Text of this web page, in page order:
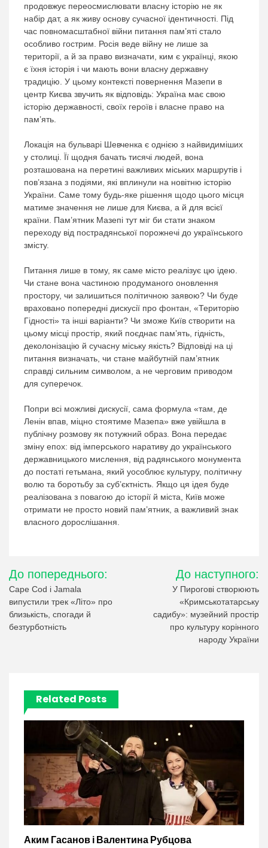
продовжує переосмислювати власну історію не як
набір дат, а як живу основу сучасної ідентичності. Під
час повномасштабної війни питання пам’яті стало
особливо гострим. Росія веде війну не лише за
території, а й за право визначати, ким є українці, якою
є їхня історія і чи мають вони власну державну
традицію. У цьому контексті повернення Мазепи в
центр Києва звучить як відповідь: Україна має свою
історію державності, своїх героїв і власне право на
пам’ять.
Локація на бульварі Шевченка є однією з найвидиміших
у столиці. Її щодня бачать тисячі людей, вона
розташована на перетині важливих міських маршрутів і
пов’язана з подіями, які вплинули на новітню історію
України. Саме тому будь-яке рішення щодо цього місця
матиме значення не лише для Києва, а й для всієї
країни. Пам’ятник Мазепі тут міг би стати знаком
переходу від пострадянської порожнечі до українського
змісту.
Питання лише в тому, як саме місто реалізує цю ідею.
Чи стане вона частиною продуманого оновлення
простору, чи залишиться політичною заявою? Чи буде
враховано попередні дискусії про фонтан, «Територію
Гідності» та інші варіанти? Чи зможе Київ створити на
цьому місці простір, який поєднає пам’ять, гідність,
деколонізацію й сучасну міську якість? Відповіді на ці
питання визначать, чи стане майбутній пам’ятник
справді сильним символом, а не черговим приводом
для суперечок.
Попри всі можливі дискусії, сама формула «там, де
Ленін впав, міцно стоятиме Мазепа» вже увійшла в
публічну розмову як потужний образ. Вона передає
зміну епох: від імперського наративу до українського
державницького мислення, від радянського монумента
до постаті гетьмана, який уособлює культуру, політичну
волю та боротьбу за суб’єктність. Якщо ця ідея буде
реалізована з повагою до історії й міста, Київ може
отримати не просто новий пам’ятник, а важливий знак
власного дорослішання.
Навігація
записів
До попереднього:
Cape Cod і Jamala
випустили трек «Літо» про
близькість, спогади й
безтурботність
До наступного:
У Пирогові створюють
«Кримськотатарську
садибу»: музейний простір
про культуру корінного
народу України
Related Posts
Аким Гасанов і Валентина Рубцова